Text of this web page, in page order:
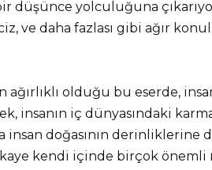
düşünce yolculuğuna
ve daha fazlası gibi ağır
ağırlıklı olduğu bu eserde,
insanın iç dünyasındaki
doğasının derinliklerine
kendi içinde birçok önemli